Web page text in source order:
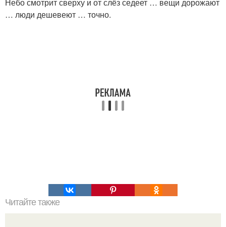
Небо смотрит сверху и от слёз седеет … вещи дорожают
… люди дешевеют … точно.
Читайте также